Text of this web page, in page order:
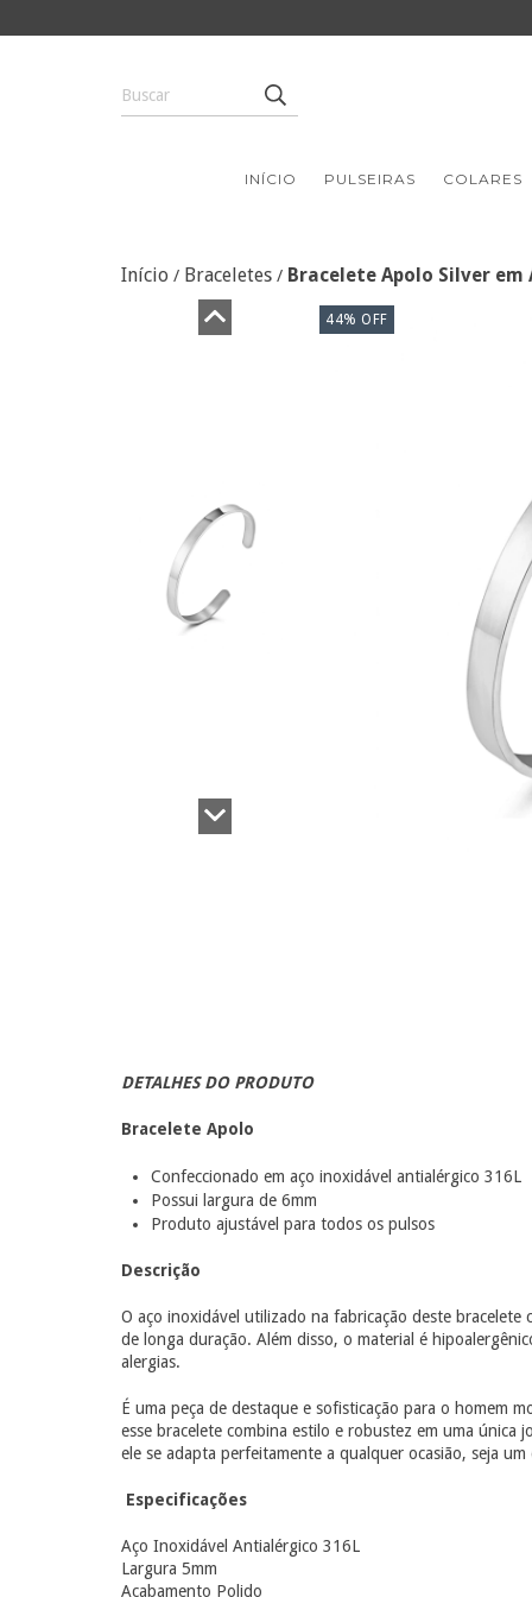
INÍCIO PULSEIRAS COLARES
Início / Braceletes / Bracelete Apolo Silver
44% OFF
DETALHES DO PRODUTO
Bracelete Apolo
Confeccionado em aço inoxidável antialérgico 316L
Possui largura de 6mm
Produto ajustável para todos os pulsos
Descrição
O aço inoxidável utilizado na fabricação deste bracelete
de longa duração. Além disso, o material é
alergias.
É uma peça de destaque e sofisticação para o homem
esse bracelete combina estilo e robustez em uma única
ele se adapta perfeitamente a qualquer ocasião, seja
Especificações
Aço Inoxidável Antialérgico 316L
Largura 5mm
Acabamento Polido